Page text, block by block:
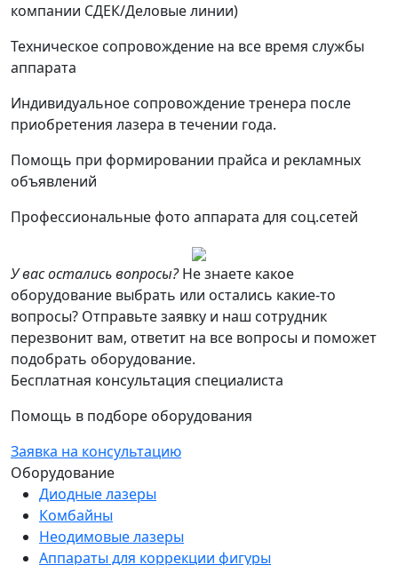
компании СДЕК/Деловые линии)
Техническое сопровождение на все время службы
аппарата
Индивидуальное сопровождение тренера после
приобретения лазера в течении года.
Помощь при формировании прайса и рекламных
объявлений
Профессиональные фото аппарата для соц.сетей
У вас остались вопросы? Не знаете какое
оборудование выбрать или остались какие-то
вопросы? Отправьте заявку и наш сотрудник
перезвонит вам, ответит на все вопросы и поможет
подобрать оборудование.
Бесплатная консультация специалиста
Помощь в подборе оборудования
Заявка на консультацию
Оборудование
Диодные лазеры
Комбайны
Неодимовые лазеры
Аппараты для коррекции фигуры